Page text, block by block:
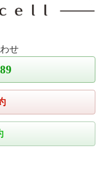
せ